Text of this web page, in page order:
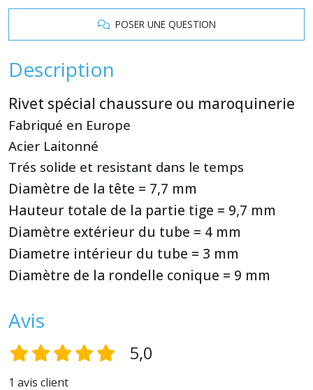
POSER UNE QUESTION
Description
Rivet spécial chaussure ou maroquinerie
Fabriqué en Europe
Acier Laitonné
Trés solide et resistant dans le temps
Diamètre de la tête = 7,7 mm
Hauteur totale de la partie tige = 9,7 mm
Diamètre extérieur du tube = 4 mm
Diametre intérieur du tube = 3 mm
Diamètre de la rondelle conique = 9 mm
Avis
5,0
1 avis client